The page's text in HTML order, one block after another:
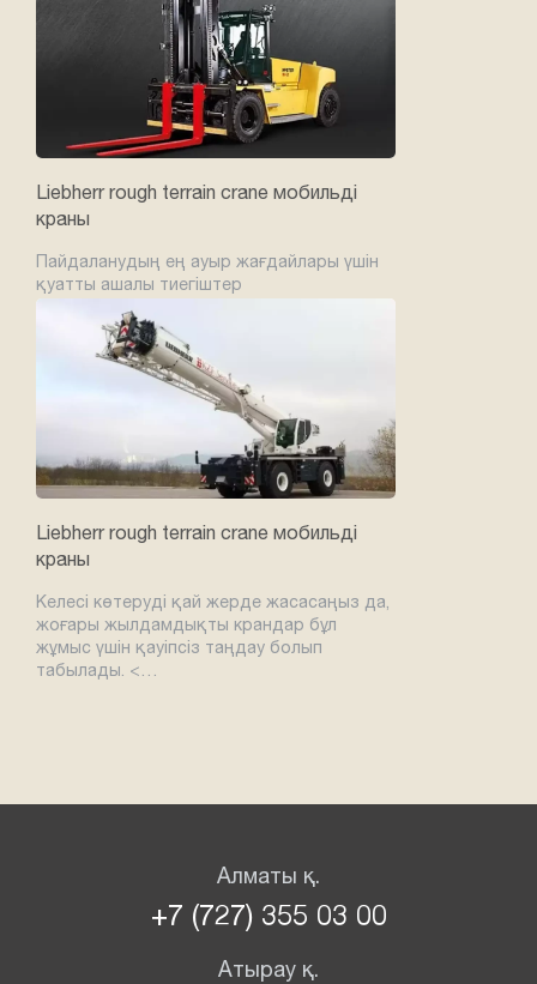
Liebherr rough terrain crane мобильді
краны
Пайдаланудың ең ауыр жағдайлары үшін
қуатты ашалы тиегіштер
Liebherr rough terrain crane мобильді
краны
Келесі көтеруді қай жерде жасасаңыз да,
жоғары жылдамдықты крандар бұл
жұмыс үшін қауіпсіз таңдау болып
табылады. <…
Алматы қ.
+7 (727) 355 03 00
Атырау қ.